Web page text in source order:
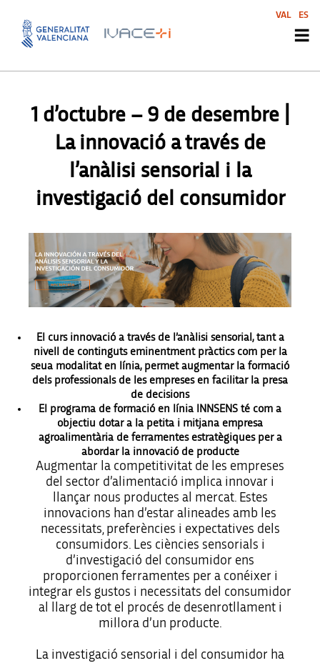
AGENDA,AGENDA ,AGENDA,
1 d’octubre – 9 de desembre |
La innovació a través de
l’anàlisi sensorial i la
investigació del consumidor
El curs innovació a través de l’anàlisi sensorial, tant a
nivell de continguts eminentment pràctics com per la
seua modalitat en línia, permet augmentar la formació
dels professionals de les empreses en facilitar la presa
de decisions
El programa de formació en línia INNSENS té com a
objectiu dotar a la petita i mitjana empresa
agroalimentària de ferramentes estratègiques per a
abordar la innovació de producte
Augmentar la competitivitat de les empreses
del sector d’alimentació implica innovar i
llançar nous productes al mercat. Estes
innovacions han d’estar alineades amb les
necessitats, preferències i expectatives dels
consumidors. Les ciències sensorials i
d’investigació del consumidor ens
proporcionen ferramentes per a conéixer i
integrar els gustos i necessitats del consumidor
al llarg de tot el procés de desenrotllament i
millora d’un producte.
La investigació sensorial i del consumidor ha
VAL ES